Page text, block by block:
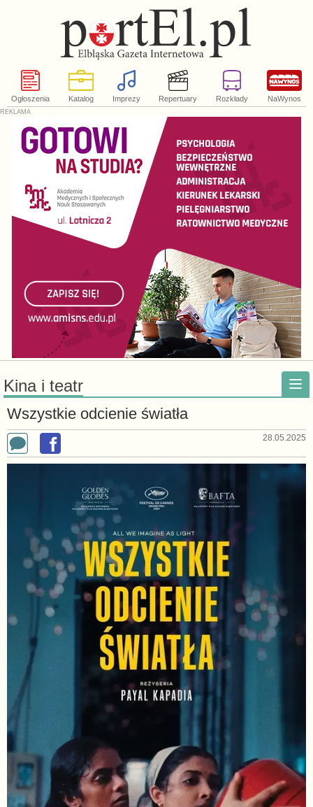
Ogłoszenia Katalog Imprezy Repertuary Rozkłady NaWynos
Kina i teatr
Wszystkie odcienie światła
28.05.2025